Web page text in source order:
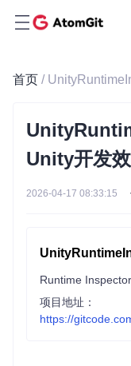
首页
Unity开发
2026-04-17 08:33:15
项目地址：
https://